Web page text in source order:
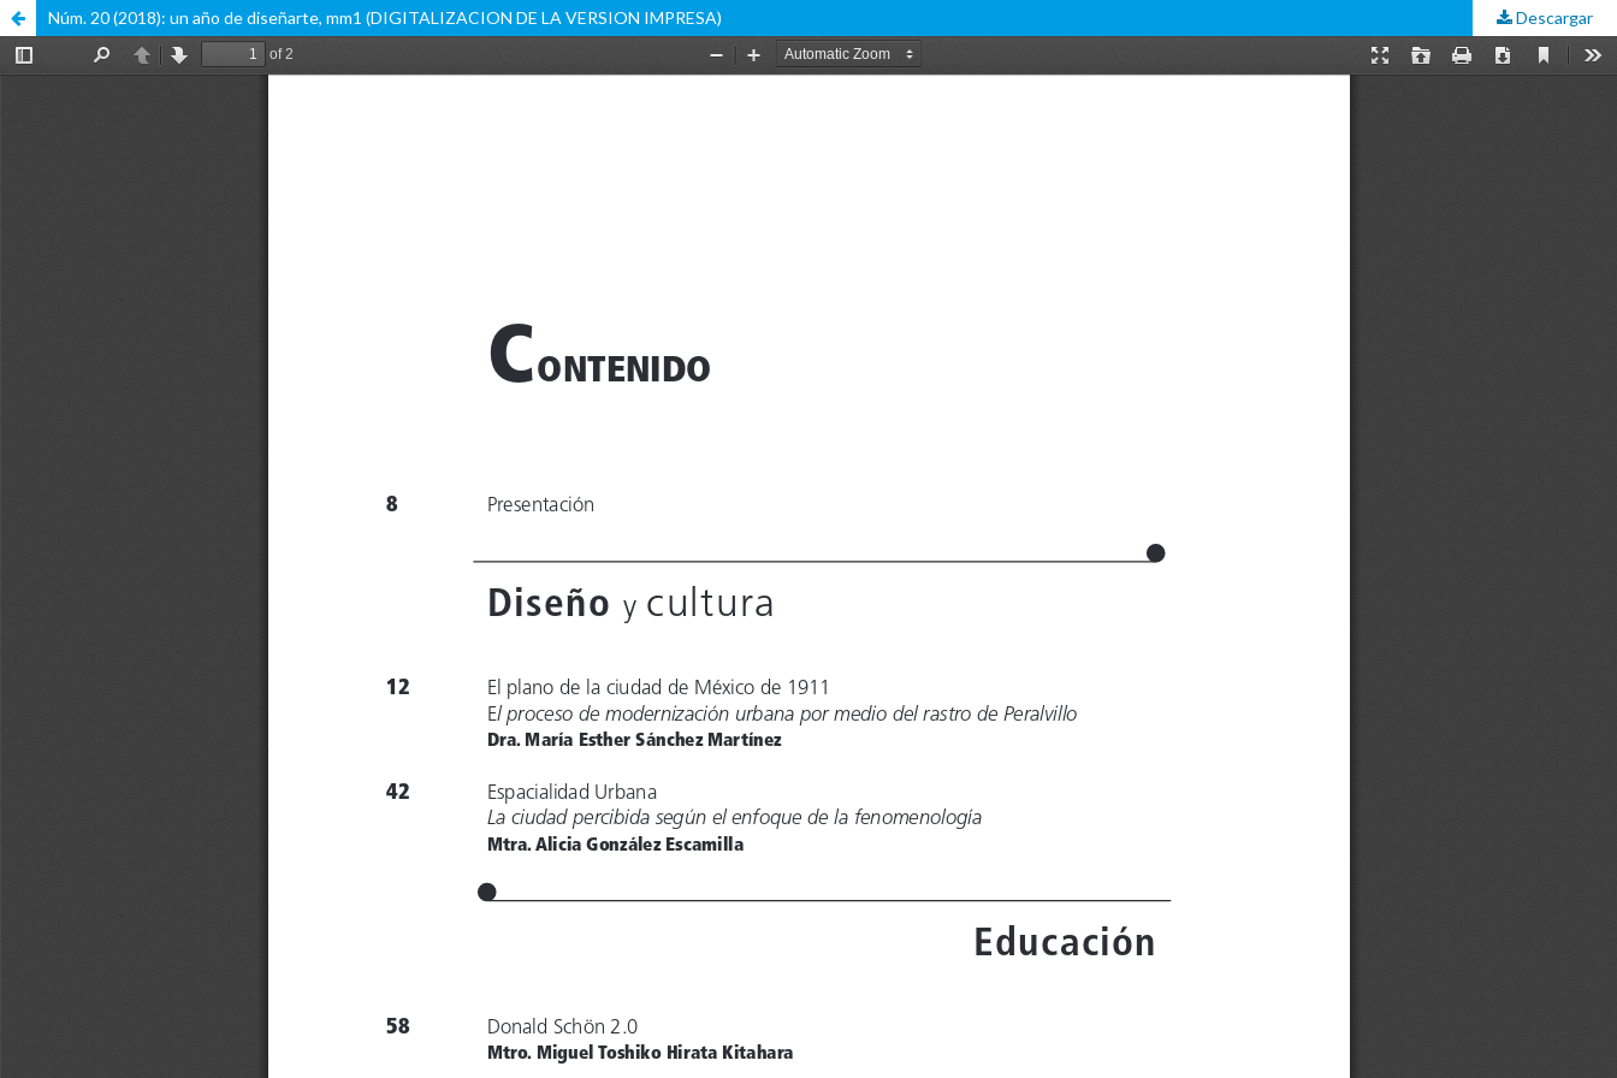
Núm. 20 (2018): un año de diseñarte, mm1 (DIGITALIZACION DE LA VERSION IMPRESA) Descargar